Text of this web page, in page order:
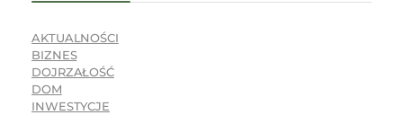
AKTUALNOŚCI
BIZNES
DOJRZAŁOŚĆ
DOM
INWESTYCJE